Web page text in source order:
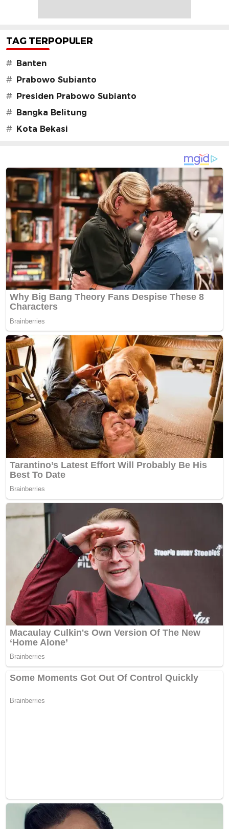
TAG TERPOPULER
# Banten
# Prabowo Subianto
# Presiden Prabowo Subianto
# Bangka Belitung
# Kota Bekasi